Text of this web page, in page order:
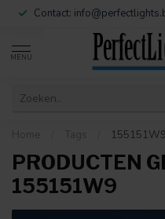
Contact:
MENU
Home Tags 155151W9
PRODUCTEN
155151W9